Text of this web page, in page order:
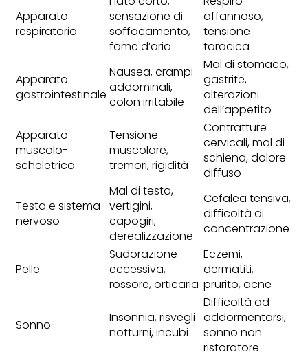
Apparato
respiratorio
sensazione di
soffocamento,
fame d’aria
affannoso,
tensione
toracica
Apparato
gastrointestinale
Nausea, crampi
addominali,
colon irritabile
Mal di stomaco,
gastrite,
alterazioni
dell’appetito
Apparato
muscolo-
scheletrico
Tensione
muscolare,
tremori, rigidità
Contratture
cervicali, mal di
schiena, dolore
diffuso
Testa e sistema
nervoso
Mal di testa,
vertigini,
capogiri,
derealizzazione
Cefalea tensiva,
difficoltà di
concentrazione
Pelle
Sudorazione
eccessiva,
rossore, orticaria
Eczemi,
dermatiti,
prurito, acne
Sonno
Insonnia, risvegli
notturni, incubi
Difficoltà ad
addormentarsi,
sonno non
ristoratore